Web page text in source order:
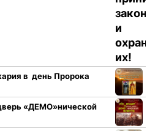
в день Пророка
«ДЕМО»нической